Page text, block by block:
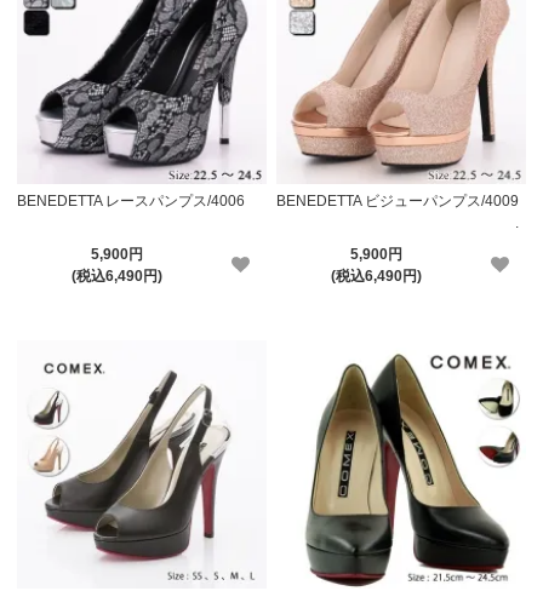
BENEDETTA レースパンプス/4006
5,900円
(税込6,490円)
BENEDETTA ビジューパンプス/4009
5,900円
(税込6,490円)